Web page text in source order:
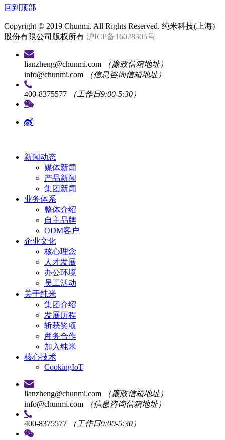
回到顶部
Copyright © 2019 Chunmi. All Rights Reserved. 纯米科技(上海)
股份有限公司版权所有 沪ICP备16028305号
lianzheng@chunmi.com
（廉政信箱地址）
info@chunmi.com
（信息咨询信箱地址）
400-8375577 （工作日9:00-5:30）
新闻动态
媒体新闻
产品新闻
集团新闻
业务体系
整体介绍
自主品牌
ODM客户
企业文化
核心理念
人才发展
办公环境
员工活动
关于纯米
集团介绍
发展历程
斩获奖项
商务合作
加入纯米
核心技术
CookingIoT
lianzheng@chunmi.com
（廉政信箱地址）
info@chunmi.com
（信息咨询信箱地址）
400-8375577 （工作日9:00-5:30）